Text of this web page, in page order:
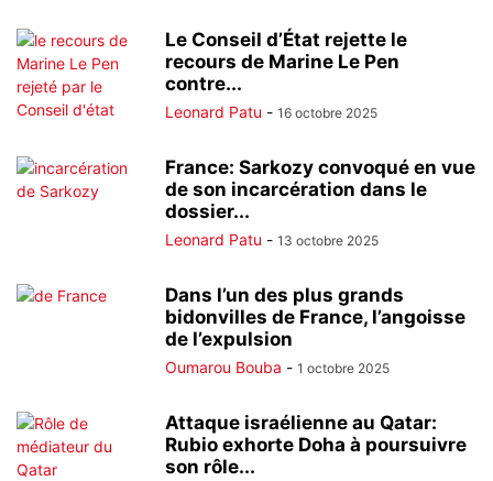
Le Conseil d’État rejette le
recours de Marine Le Pen
contre...
Leonard Patu - 16 octobre 2025
France: Sarkozy convoqué en vue
de son incarcération dans le
dossier...
Leonard Patu - 13 octobre 2025
Dans l’un des plus grands
bidonvilles de France, l’angoisse
de l’expulsion
Oumarou Bouba - 1 octobre 2025
Attaque israélienne au Qatar:
Rubio exhorte Doha à poursuivre
son rôle...